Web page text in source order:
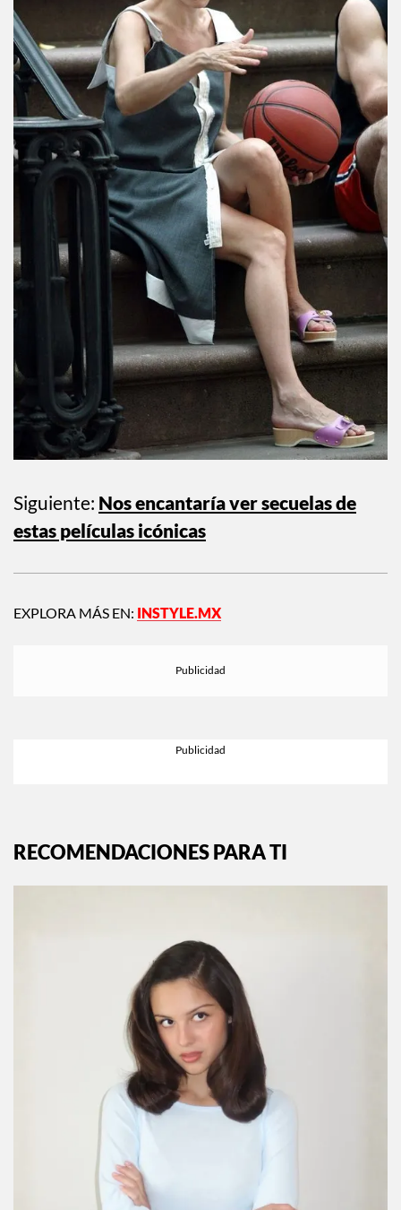
Siguiente: Nos encantaría ver secuelas de
estas películas icónicas
EXPLORA MÁS EN: INSTYLE.MX
RECOMENDACIONES PARA TI